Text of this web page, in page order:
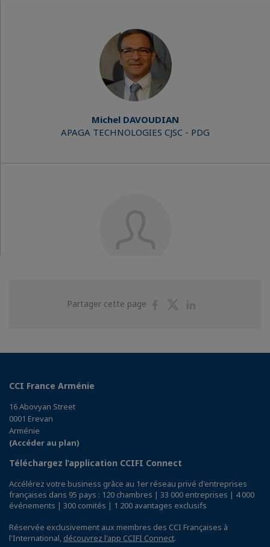
Michel DAVOUDIAN
APAGA TECHNOLOGIES CJSC - PDG
CARREFOUR - Manager Général
Partager cette page
PartagerPartager
CCI France Arménie
16 Abovyan Street
0001 Erevan
Arménie
(Accéder au plan)
Téléchargez l’application CCIFI Connect
Accélérez votre business grâce au 1er réseau privé d'entreprises
françaises dans 95 pays : 120 chambres | 33 000 entreprises | 4 000
événements | 300 comités | 1 200 avantages exclusifs
Réservée exclusivement aux membres des CCI Françaises à
l'International, découvrez l'app CCIFI Connect.